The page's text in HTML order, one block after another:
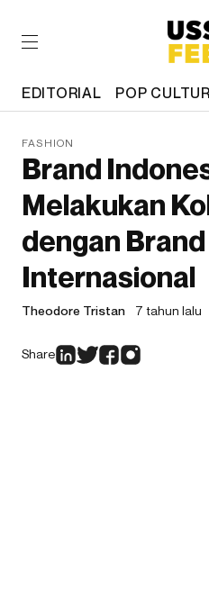
EDITORIAL POP
FASHION
Brand
Melakukan
dengan Brand
Internasional
Theodore Tristan 7 tahun lalu
Share